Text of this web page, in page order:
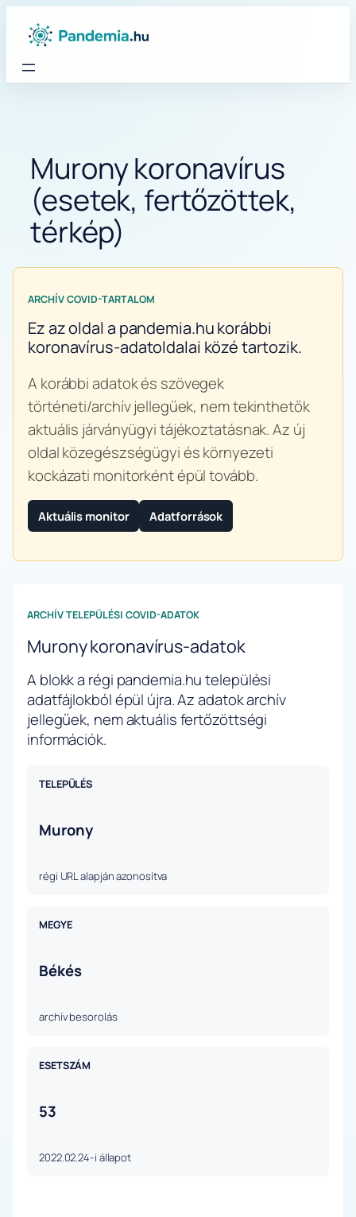
Murony koronavírus
(esetek, fertőzöttek,
térkép)
ARCHÍV COVID-TARTALOM
Ez az oldal a pandemia.hu korábbi
koronavírus-adatoldalai közé tartozik.
A korábbi adatok és szövegek
történeti/archív jellegűek, nem tekinthetők
aktuális járványügyi tájékoztatásnak. Az új
oldal közegészségügyi és környezeti
kockázati monitorként épül tovább.
Aktuális monitor Adatforrások
ARCHÍV TELEPÜLÉSI COVID-ADATOK
Murony koronavírus-adatok
A blokk a régi pandemia.hu települési
adatfájlokból épül újra. Az adatok archív
jellegűek, nem aktuális fertőzöttségi
információk.
TELEPÜLÉS
Murony
régi URL alapján azonosítva
MEGYE
Békés
archív besorolás
ESETSZÁM
53
2022.02.24-i állapot